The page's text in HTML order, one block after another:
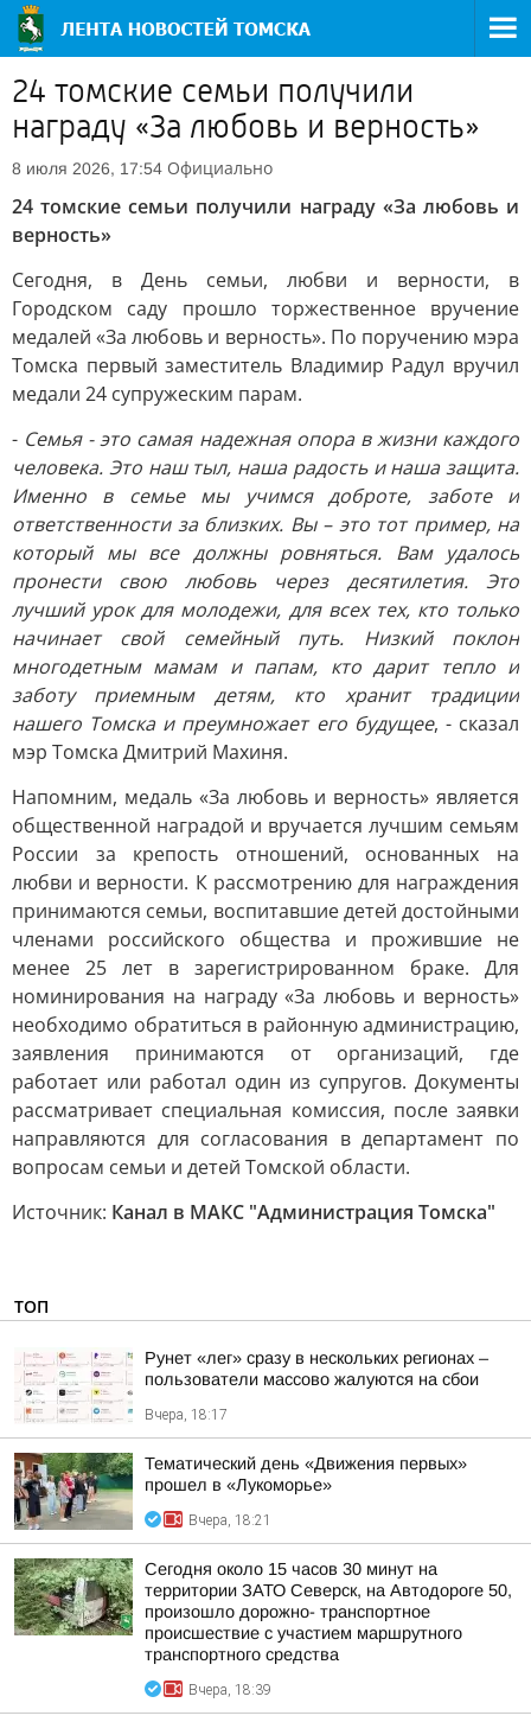
24 томские семьи получили
награду «За любовь и верность»
8 июля 2026, 17:54 Официально
24 томские семьи получили награду «За любовь и
верность»
Сегодня, в День семьи, любви и верности, в
Городском саду прошло торжественное вручение
медалей «За любовь и верность». По поручению мэра
Томска первый заместитель Владимир Радул вручил
медали 24 супружеским парам.
- Семья - это самая надежная опора в жизни каждого
человека. Это наш тыл, наша радость и наша защита.
Именно в семье мы учимся доброте, заботе и
ответственности за близких. Вы – это тот пример, на
который мы все должны ровняться. Вам удалось
пронести свою любовь через десятилетия. Это
лучший урок для молодежи, для всех тех, кто только
начинает свой семейный путь. Низкий поклон
многодетным мамам и папам, кто дарит тепло и
заботу приемным детям, кто хранит традиции
нашего Томска и преумножает его будущее, - сказал
мэр Томска Дмитрий Махиня.
Напомним, медаль «За любовь и верность» является
общественной наградой и вручается лучшим семьям
России за крепость отношений, основанных на
любви и верности. К рассмотрению для награждения
принимаются семьи, воспитавшие детей достойными
членами российского общества и прожившие не
менее 25 лет в зарегистрированном браке. Для
номинирования на награду «За любовь и верность»
необходимо обратиться в районную администрацию,
заявления принимаются от организаций, где
работает или работал один из супругов. Документы
рассматривает специальная комиссия, после заявки
направляются для согласования в департамент по
вопросам семьи и детей Томской области.
Источник: Канал в МАКС "Администрация Томска"
ТОП
Рунет «лег» сразу в нескольких регионах –
пользователи массово жалуются на сбои
Вчера, 18:17
Тематический день «Движения первых»
прошел в «Лукоморье»
Вчера, 18:21
Сегодня около 15 часов 30 минут на
территории ЗАТО Северск, на Автодороге 50,
произошло дорожно- транспортное
происшествие с участием маршрутного
транспортного средства
Вчера, 18:39